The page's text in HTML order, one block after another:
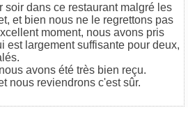
soir dans ce restaurant malgré les
et bien nous ne le regrettons pas
moment, nous avons pris
est largement suffisante pour deux,
avons été très bien reçu.
nous reviendrons c'est sûr.